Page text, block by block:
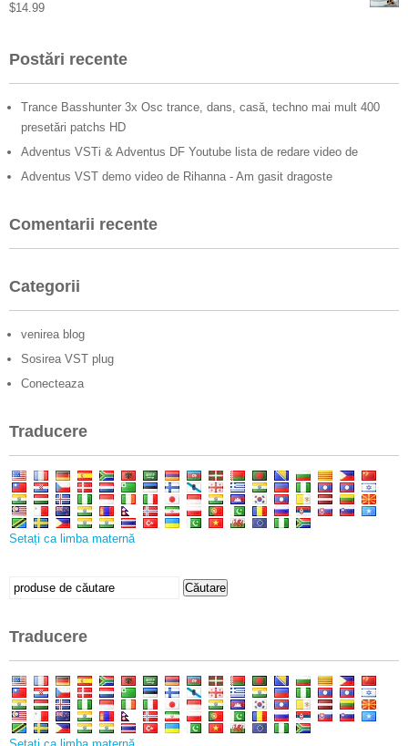
$14.99
Postări recente
Trance Basshunter 3x Osc trance, dans, casă, techno mai mult 400
presetări patchs HD
Adventus VSTi & Adventus DF Youtube lista de redare video de
Adventus VST demo video de Rihanna - Am gasit dragoste
Comentarii recente
Categorii
venirea blog
Sosirea VST plug
Conecteaza
Traducere
Setați ca limba maternă
Caută: Căutare
Traducere